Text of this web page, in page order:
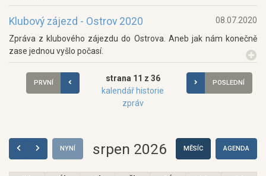
Klubový zájezd - Ostrov 2020
08.07.2020
Zpráva z klubového zájezdu do Ostrova. Aneb jak nám konečně
zase jednou vyšlo počasí.
PRVNÍ
strana 11 z 36
kalendář historie
zpráv
POSLEDNÍ
NYNÍ srpen 2026 MĚSÍC AGENDA